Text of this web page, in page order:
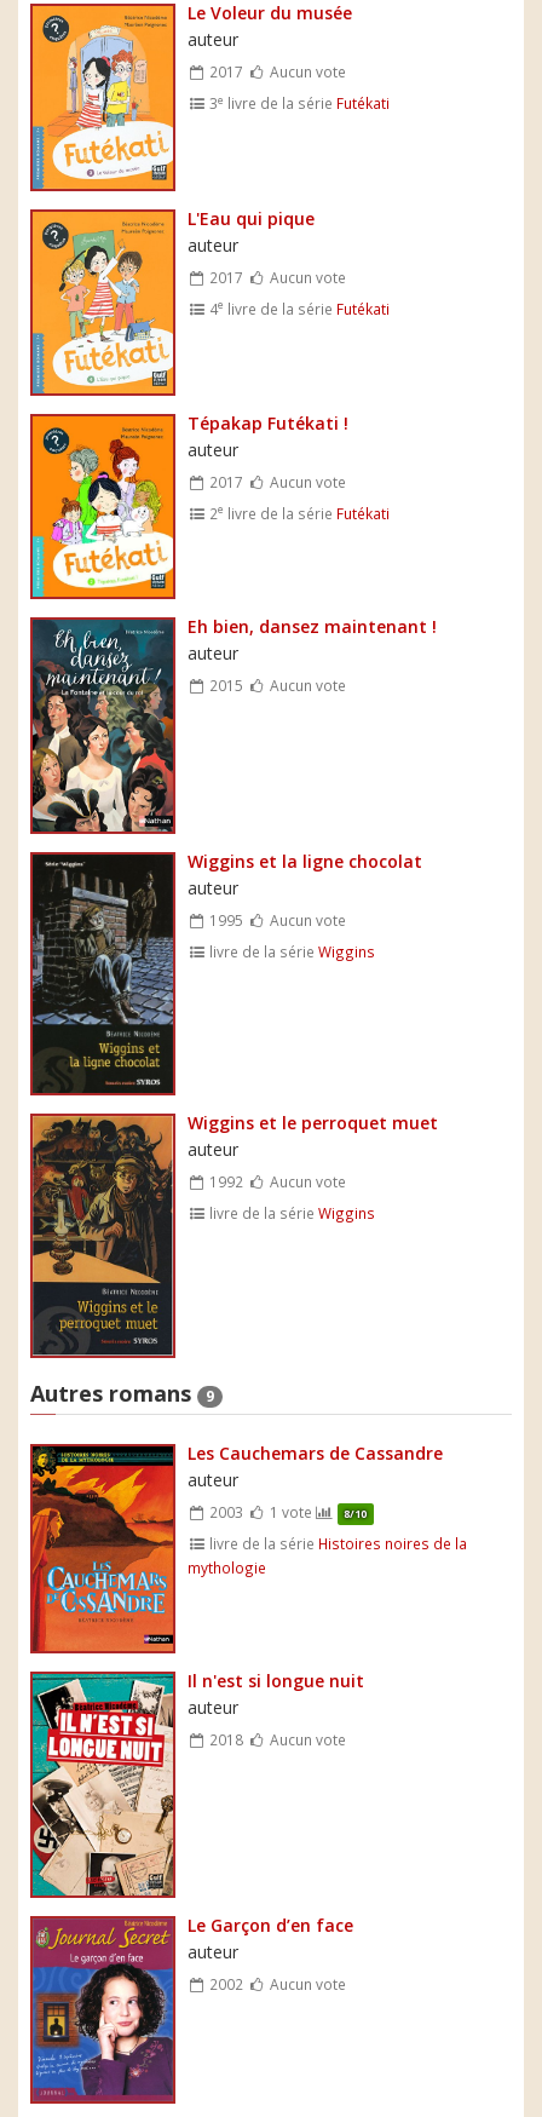
Le Voleur du musée
auteur
2017
Aucun vote
3e livre de la série Futékati
L'Eau qui pique
auteur
2017
Aucun vote
4e livre de la série Futékati
Tépakap Futékati !
auteur
2017
Aucun vote
2e livre de la série Futékati
Eh bien, dansez maintenant !
auteur
2015 Aucun vote
Wiggins et la ligne chocolat
auteur
1995
Aucun vote
livre de la sérieWiggins
Wiggins et le perroquet muet
auteur
1992
Aucun vote
livre de la sérieWiggins
Autres romans 9
Les Cauchemars de Cassandre
auteur
2003 1 vote 8/10
livre de la série Histoires noires de la
mythologie
Il n'est si longue nuit
auteur
2018 Aucun vote
Le Garçon d’en face
auteur
2002 Aucun vote